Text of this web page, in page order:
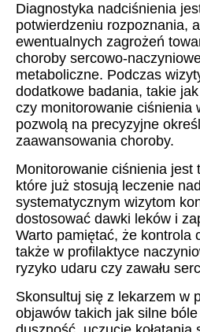
Diagnostyka nadciśnienia
potwierdzeniu rozpoznania,
ewentualnych zagrożeń
choroby sercowo-
metaboliczne. Podczas
dodatkowe badania, takie
czy monitorowanie ciśnienia
pozwolą na precyzyjne
zaawansowania choroby.
Monitorowanie ciśnienia jest
które już stosują leczenie
systematycznym wizytom
dostosować dawki leków i
Warto pamiętać, że kontrola
także w profilaktyce
ryzyko udaru czy zawału
Skonsultuj się z lekarzem w
objawów takich jak silne bóle